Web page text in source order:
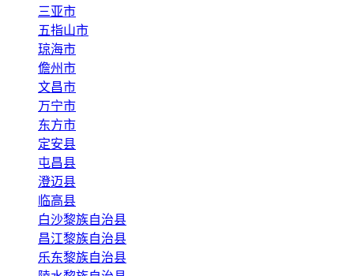
三亚市
五指山市
琼海市
儋州市
文昌市
万宁市
东方市
定安县
屯昌县
澄迈县
临高县
白沙黎族自治县
昌江黎族自治县
乐东黎族自治县